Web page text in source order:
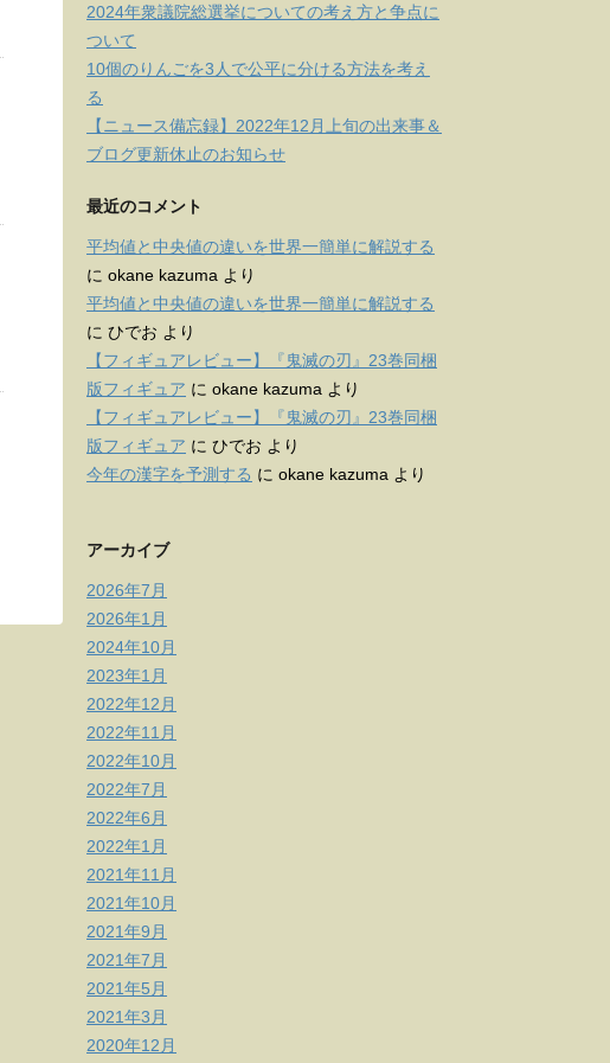
2024年衆議院総選挙についての考え方と争点に
ついて
10個のりんごを3人で公平に分ける方法を考え
る
【ニュース備忘録】2022年12月上旬の出来事＆
ブログ更新休止のお知らせ
最近のコメント
平均値と中央値の違いを世界一簡単に解説する
に okane kazuma より
平均値と中央値の違いを世界一簡単に解説する
に ひでお より
【フィギュアレビュー】『鬼滅の刃』23巻同梱
版フィギュア に okane kazuma より
【フィギュアレビュー】『鬼滅の刃』23巻同梱
版フィギュア に ひでお より
今年の漢字を予測する に okane kazuma より
アーカイブ
2026年7月
2026年1月
2024年10月
2023年1月
2022年12月
2022年11月
2022年10月
2022年7月
2022年6月
2022年1月
2021年11月
2021年10月
2021年9月
2021年7月
2021年5月
2021年3月
2020年12月